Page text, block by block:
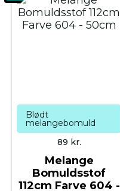
Blødt
melangebomuld
Melange
Bomuldsstof
112cm Farve 604 -
89 kr.